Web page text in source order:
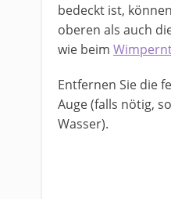
bedeckt ist,
oberen als auch
wie beim
Entfernen Sie die
Auge (falls nötig,
Wasser).